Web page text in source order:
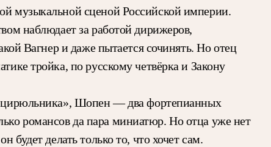
музыкальной сценой Российской империи.
наблюдает за работой дирижеров,
Вагнер и даже пытается сочинять. Но отец
тройка, по русскому четвёрка и Закону
цирюльника», Шопен — два фортепианных
романсов да пара миниатюр. Но отца уже нет
делать только то, что хочет сам.